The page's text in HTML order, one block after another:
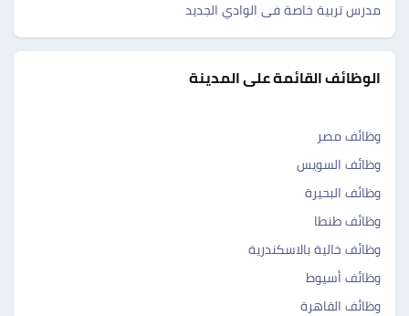
مدرس تربية خاصة فى الوادي الجديد
الوظائف القائمة على المدينة
وظائف مصر
وظائف السويس
وظائف البحيرة
وظائف طنطا
وظائف خالية بالاسكندرية
وظائف أسيوط
وظائف القاهرة